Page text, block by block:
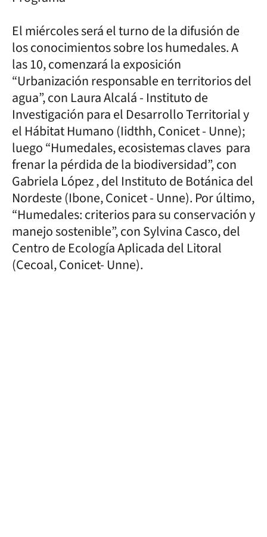
El miércoles será el turno de la difusión de
los conocimientos sobre los humedales. A
las 10, comenzará la exposición
“Urbanización responsable en territorios del
agua”, con Laura Alcalá - Instituto de
Investigación para el Desarrollo Territorial y
el Hábitat Humano (Iidthh, Conicet - Unne);
luego “Humedales, ecosistemas claves para
frenar la pérdida de la biodiversidad”, con
Gabriela López , del Instituto de Botánica del
Nordeste (Ibone, Conicet - Unne). Por último,
“Humedales: criterios para su conservación y
manejo sostenible”, con Sylvina Casco, del
Centro de Ecología Aplicada del Litoral
(Cecoal, Conicet- Unne).